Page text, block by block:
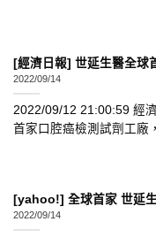
[經濟日報] 世延生醫全球
2022/09/14
2022/09/12 21:00:59 經
首家口腔癌檢測試劑工廠
[yahoo!] 全球首家 世延
2022/09/14